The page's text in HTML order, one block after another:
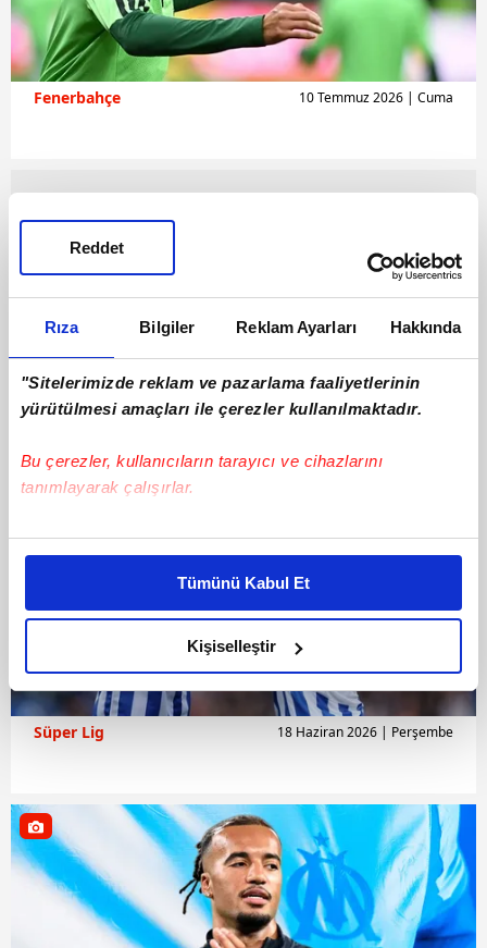
Rıza Bilgiler Reklam Ayarları Hakkında
"Sitelerimizde reklam ve pazarlama faaliyetlerinin
yürütülmesi amaçları ile çerezler kullanılmaktadır.
Bu çerezler, kullanıcıların tarayıcı ve cihazlarını
tanımlayarak çalışırlar.
Bu çerezlere izin vermeniz halinde sizlere özel
daha iyi reklam deneyimi yaşatabiliriz. Bunu yaparken
amacımızın size daha iyi bir reklam deneyimi sunmak
olduğunu ve sizlere en iyi içerikleri sunabilmek adına
elimizden gelen çabayı gösterdiğimizi ve bu noktada,
reklamların maliyetlerimizi karşılamak noktasında tek gelir
kalemimiz olduğunu sizlere hatırlatmak isteriz.
takdirde, kullanıcılara hedefli reklamlar
gösterilmeyecektir."
Sizlere daha iyi bir hizmet sunabilmek için İnternet
Sitemizde kendimize ve üçüncü kişilere ait çerezler
kullanılmaktadır. Bu çerezler vasıtasıyla çeşitli kişisel
Tümünü Kabul Et
Kişiselleştir
Reddet
Fenerbahçe 10 Temmuz 2026 | Cuma
Süper Lig 18 Haziran 2026 | Perşembe